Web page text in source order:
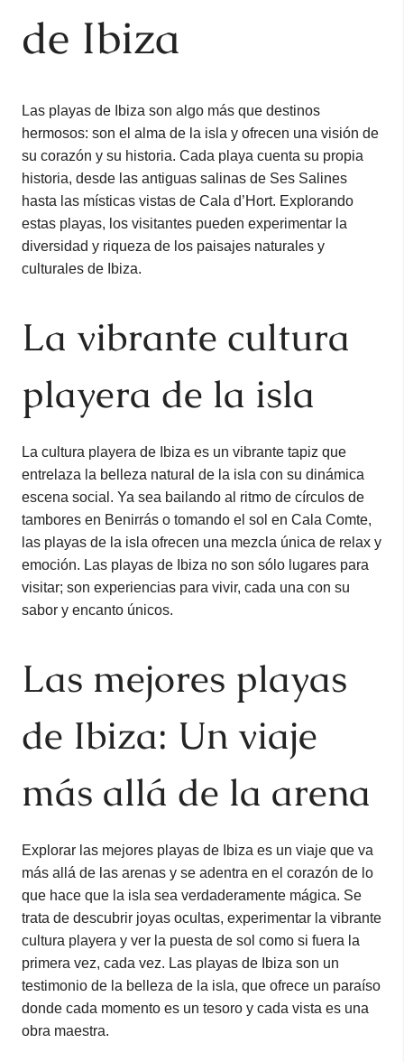
de Ibiza
Las playas de Ibiza son algo más que destinos
hermosos: son el alma de la isla y ofrecen una visión de
su corazón y su historia. Cada playa cuenta su propia
historia, desde las antiguas salinas de Ses Salines
hasta las místicas vistas de Cala d’Hort. Explorando
estas playas, los visitantes pueden experimentar la
diversidad y riqueza de los paisajes naturales y
culturales de Ibiza.
La vibrante cultura
playera de la isla
La cultura playera de Ibiza es un vibrante tapiz que
entrelaza la belleza natural de la isla con su dinámica
escena social. Ya sea bailando al ritmo de círculos de
tambores en Benirrás o tomando el sol en Cala Comte,
las playas de la isla ofrecen una mezcla única de relax y
emoción. Las playas de Ibiza no son sólo lugares para
visitar; son experiencias para vivir, cada una con su
sabor y encanto únicos.
Las mejores playas
de Ibiza: Un viaje
más allá de la arena
Explorar las mejores playas de Ibiza es un viaje que va
más allá de las arenas y se adentra en el corazón de lo
que hace que la isla sea verdaderamente mágica. Se
trata de descubrir joyas ocultas, experimentar la vibrante
cultura playera y ver la puesta de sol como si fuera la
primera vez, cada vez. Las playas de Ibiza son un
testimonio de la belleza de la isla, que ofrece un paraíso
donde cada momento es un tesoro y cada vista es una
obra maestra.